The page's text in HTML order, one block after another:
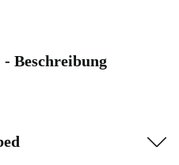
Beschreibung